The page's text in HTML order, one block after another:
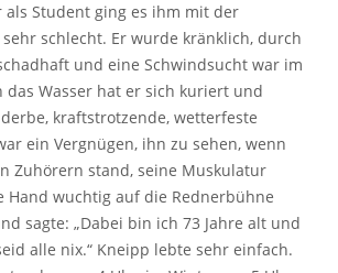
als Student ging es ihm mit der
schlecht. Er wurde kränklich, durch
und eine Schwindsucht war im
das Wasser hat er sich kuriert und
kraftstrotzende, wetterfeste
ein Vergnügen, ihn zu sehen, wenn
Zuhörern stand, seine Muskulatur
Hand wuchtig auf die Rednerbühne
sagte: „Dabei bin ich 73 Jahre alt und
alle nix.“ Kneipp lebte sehr einfach.